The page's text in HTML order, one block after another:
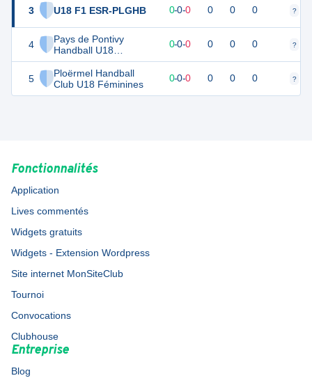
3
U18 F1 ESR-PLGHB
4
Pays de Pontivy
Handball U18
Féminines
5
Ploërmel Handball
Club U18 Féminines
0 0-0-0 0 0 0 ?
0-0-0 0 0 0 ?
0 0-0-0 0 0 0 ?
Fonctionnalités
Application
Lives commentés
Widgets gratuits
Widgets - Extension Wordpress
Site internet MonSiteClub
Tournoi
Convocations
Clubhouse
Entreprise
Blog